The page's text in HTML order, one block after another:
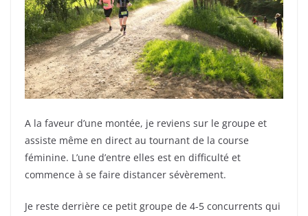
A la faveur d’une montée, je reviens sur le groupe et
assiste même en direct au tournant de la course
féminine. L’une d’entre elles est en difficulté et
commence à se faire distancer sévèrement.
Je reste derrière ce petit groupe de 4-5 concurrents qui